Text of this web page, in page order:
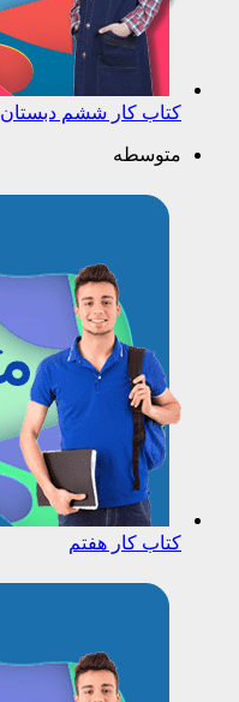
کتاب کار ششم دبستان
متوسطه
کتاب کار هفتم